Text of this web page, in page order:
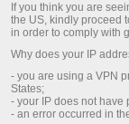
Instant Trading
If you think you are
the US, kindly proceed
in order to comply with
Why does your IP
- you are using a VPN
States;
- your IP does not have
- an error occurred in